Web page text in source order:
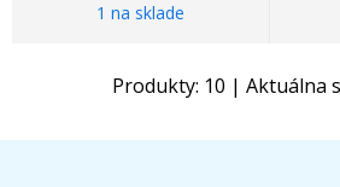
1 na sklade
Produkty: 10 | Aktuálna